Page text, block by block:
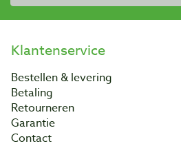
Klantenservice
Bestellen & levering
Betaling
Retourneren
Garantie
Contact